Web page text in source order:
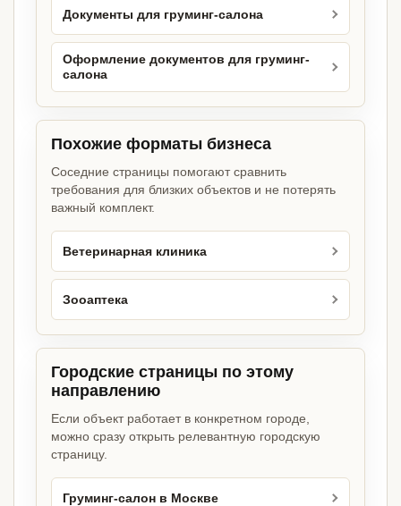
Документы для груминг-салона
Оформление документов для груминг-
салона
Похожие форматы бизнеса
Соседние страницы помогают сравнить
требования для близких объектов и не потерять
важный комплект.
Ветеринарная клиника
Зооаптека
Городские страницы по этому
направлению
Если объект работает в конкретном городе,
можно сразу открыть релевантную городскую
страницу.
Груминг-салон в Москве